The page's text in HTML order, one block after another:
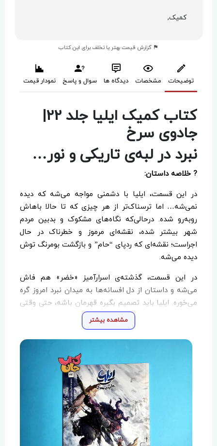
کمیک,
گزارش قیمت بهتر یا تخلف برای این کتاب
توضیحات مشخصات دیدگاه ها سوال و پاسخ نمودار قیمت
کتاب کمیک ایلیا جلد 22|
جادوی سرخ
نبرد در لبه‌ی تاریکی و نور…
? خلاصه داستان:
در این قسمت، ایلیا با دشمنی مواجه می‌شه که دیده
نمی‌شه… اما ترسناک‌تر از هر چیزی که تا حالا باهاش
روبه‌رو شده. درحالی‌که نگاه‌های مشکوک و بدبین مردم
شهر بیشتر شده، نقشه‌ای مرموز و خطرناک در حال
اجراست؛ نقشه‌ای که ردپای “حام” و بازگشت بومرنگ توش
دیده می‌شه.
در این قسمت، گذشته‌ی اسرارآمیز «خضر» هم فاش
می‌شه و داستان از دل افسانه‌ها به میدان نبرد امروز گره
می‌خوره. ایلیا باید تصمیم بگیره قهرمان باشه، حتی وقتی
چون قهرمانی این‌بار فقط مشت و لگد نیست؛ ایلیا باید با
«تاریکی درون» بجنگه. باید بین غرور و فروتنی، بین دیده
شدن و فداکاری، انتخاب کنه. داستانی که ذهن مخاطب
نوجوان رو درگیر می‌کنه، و هم‌زمان هیجان، تعلیق و
شوخی‌های ریز ریز گروه ایلیا رو هم داره!
این کمیک رو برای کی بخریم؟
مشاهده بیشتر